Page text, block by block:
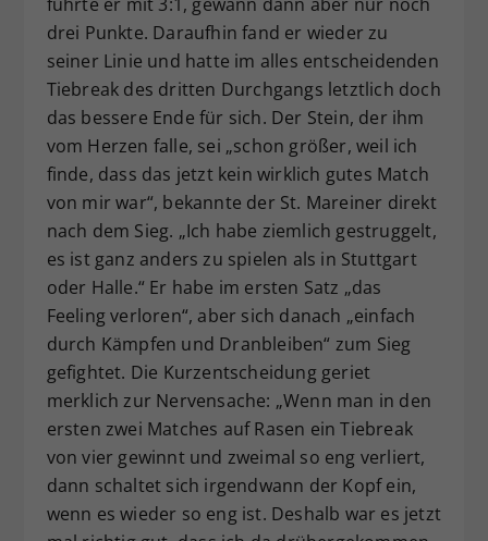
drei Punkte. Daraufhin fand er wieder zu
seiner Linie und hatte im alles entscheidenden
Tiebreak des dritten Durchgangs letztlich doch
das bessere Ende für sich. Der Stein, der ihm
vom Herzen falle, sei „schon größer, weil ich
finde, dass das jetzt kein wirklich gutes Match
von mir war“, bekannte der St. Mareiner direkt
nach dem Sieg. „Ich habe ziemlich gestruggelt,
es ist ganz anders zu spielen als in Stuttgart
oder Halle.“ Er habe im ersten Satz „das
Feeling verloren“, aber sich danach „einfach
durch Kämpfen und Dranbleiben“ zum Sieg
gefightet. Die Kurzentscheidung geriet
merklich zur Nervensache: „Wenn man in den
ersten zwei Matches auf Rasen ein Tiebreak
von vier gewinnt und zweimal so eng verliert,
dann schaltet sich irgendwann der Kopf ein,
wenn es wieder so eng ist. Deshalb war es jetzt